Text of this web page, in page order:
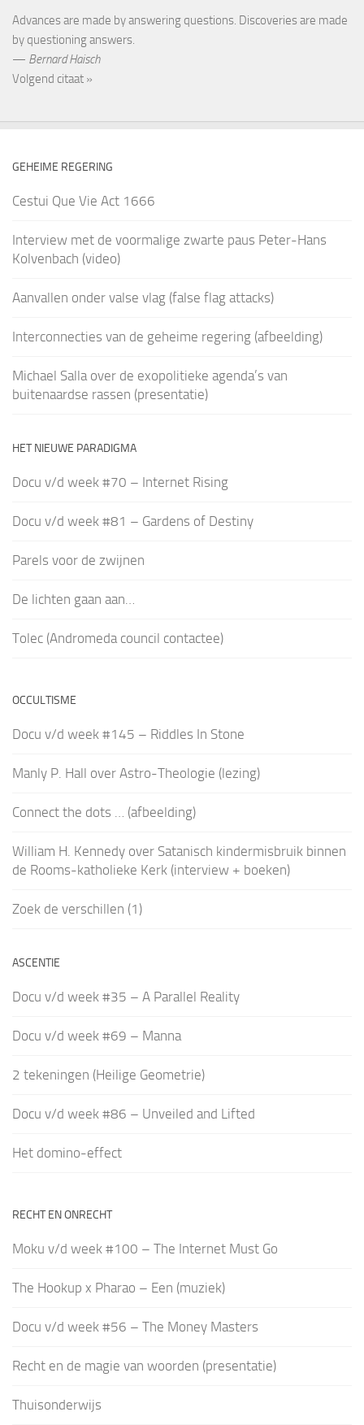
Advances are made by answering questions. Discoveries are made
by questioning answers.
— Bernard Haisch
Volgend citaat »
GEHEIME REGERING
Cestui Que Vie Act 1666
Interview met de voormalige zwarte paus Peter-Hans
Kolvenbach (video)
Aanvallen onder valse vlag (false flag attacks)
Interconnecties van de geheime regering (afbeelding)
Michael Salla over de exopolitieke agenda’s van
buitenaardse rassen (presentatie)
HET NIEUWE PARADIGMA
Docu v/d week #70 – Internet Rising
Docu v/d week #81 – Gardens of Destiny
Parels voor de zwijnen
De lichten gaan aan…
Tolec (Andromeda council contactee)
OCCULTISME
Docu v/d week #145 – Riddles In Stone
Manly P. Hall over Astro-Theologie (lezing)
Connect the dots … (afbeelding)
William H. Kennedy over Satanisch kindermisbruik binnen
de Rooms-katholieke Kerk (interview + boeken)
Zoek de verschillen (1)
ASCENTIE
Docu v/d week #35 – A Parallel Reality
Docu v/d week #69 – Manna
2 tekeningen (Heilige Geometrie)
Docu v/d week #86 – Unveiled and Lifted
Het domino-effect
RECHT EN ONRECHT
Moku v/d week #100 – The Internet Must Go
The Hookup x Pharao – Een (muziek)
Docu v/d week #56 – The Money Masters
Recht en de magie van woorden (presentatie)
Thuisonderwijs